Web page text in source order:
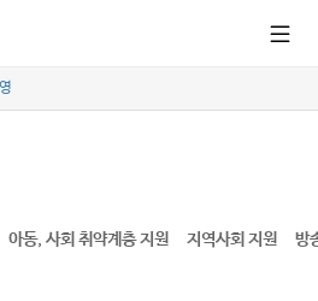
아동, 사회 취약계층 지원 지역사회 지원 방